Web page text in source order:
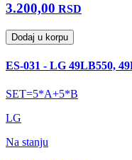
3.200,00 RSD
Dodaj u korpu
ES-031 - LG 49LB550,
SET=5*A+5*B
LG
Na stanju